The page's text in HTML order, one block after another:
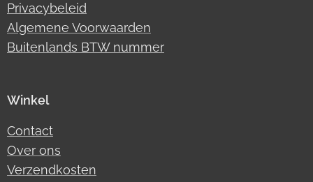
Privacybeleid
Algemene Voorwaarden
Buitenlands BTW nummer
Winkel
Contact
Over ons
Verzendkosten